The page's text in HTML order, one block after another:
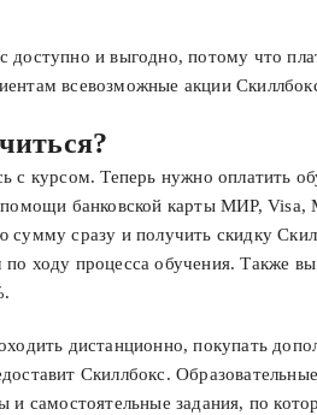
доступно и выгодно, потому что
всевозможные акции
с курсом. Теперь нужно оплатить
помощи банковской карты МИР, Visa,
сумму сразу и получить скидку
ходу процесса обучения. Также
дистанционно, покупать
Скиллбокс.
и самостоятельные задания, по